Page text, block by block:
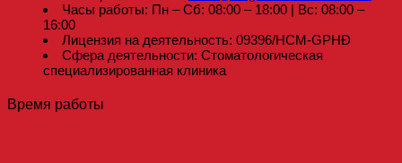
Часы работы: Пн – Сб: 08:00 – 18:00 | Вс: 08:00 –
16:00
Лицензия на деятельность: 09396/HCM-GPHĐ
Сфера деятельности: Стоматологическая
специализированная клиника
Время работы